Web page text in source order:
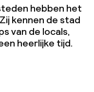
hebben het
kennen de stad
van de locals,
heerlijke tijd.